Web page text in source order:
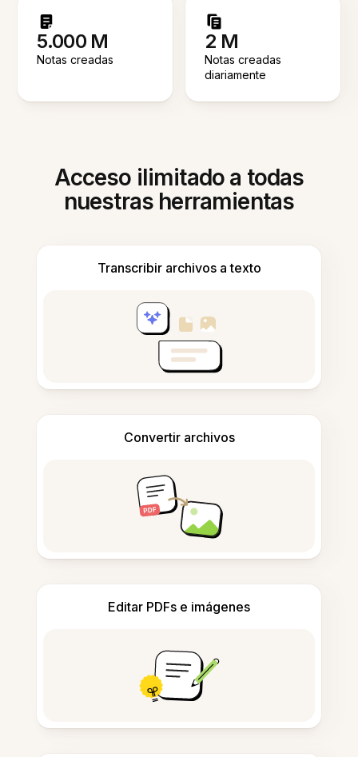
5.000 M
Notas creadas
2 M
Notas creadas
diariamente
Acceso ilimitado a todas
nuestras herramientas
Transcribir archivos a texto
Convertir archivos
Editar PDFs e imágenes